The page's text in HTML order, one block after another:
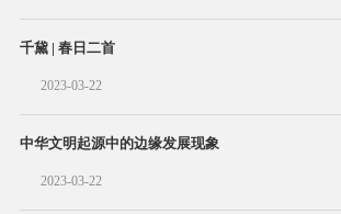
千黛 | 春日二首
2023-03-22
中华文明起源中的边缘发展现象
2023-03-22